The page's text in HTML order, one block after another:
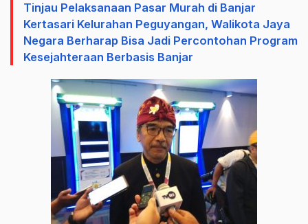
Tinjau Pelaksanaan Pasar Murah di Banjar
Kertasari Kelurahan Peguyangan, Walikota Jaya
Negara Berharap Bisa Jadi Percontohan Program
Kesejahteraan Berbasis Banjar